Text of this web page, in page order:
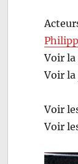
Voir la
Voir la
Voir
Voir